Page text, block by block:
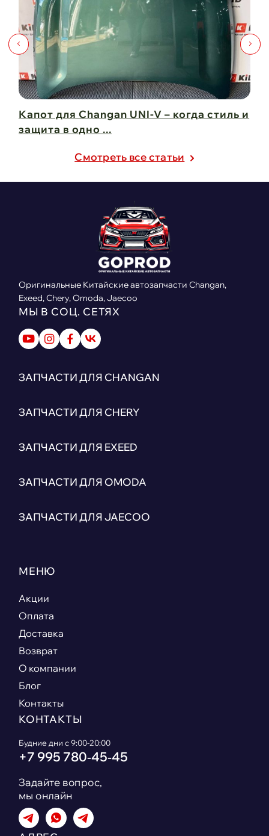
Капот для Changan UNI-V – когда стиль и
защита в одно ...
Cмотреть все статьи
Оригинальные Китайские автозапчасти Changan,
Exeed, Chery, Omoda, Jaecoo
МЫ В СОЦ. СЕТЯХ
ЗАПЧАСТИ ДЛЯ CHANGAN
ЗАПЧАСТИ ДЛЯ CHERY
ЗАПЧАСТИ ДЛЯ EXEED
ЗАПЧАСТИ ДЛЯ OMODA
ЗАПЧАСТИ ДЛЯ JAECOO
МЕНЮ
Акции
Оплата
Доставка
Возврат
О компании
Блог
Контакты
КОНТАКТЫ
Будние дни с 9:00-20:00
+7 995 780‑45‑45
Задайте вопрос,
мы онлайн